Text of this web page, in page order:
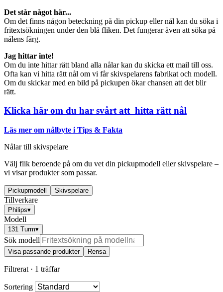
Det står något här...
Om det finns någon beteckning på din pickup eller nål kan du söka i
fritextsökningen under den blå fliken. Det fungerar även att söka på
nålens färg.
Jag hittar inte!
Om du inte hittar rätt bland alla nålar kan du skicka ett mail till oss.
Ofta kan vi hitta rätt nål om vi får skivspelarens fabrikat och modell.
Om du skickar med en bild på pickupen ökar chansen att det blir
rätt.
Klicka här om du har svårt att hitta rätt nål
Läs mer om nålbyte i Tips & Fakta
Nålar till skivspelare
Välj flik beroende på om du vet din pickupmodell eller skivspelare –
vi visar produkter som passar.
Pickupmodell Skivspelare
Tillverkare
Philips▾
Modell
131 Turm▾
Sök modell
Visa passande produkter Rensa
Filtrerat · 1 träffar
Sortering